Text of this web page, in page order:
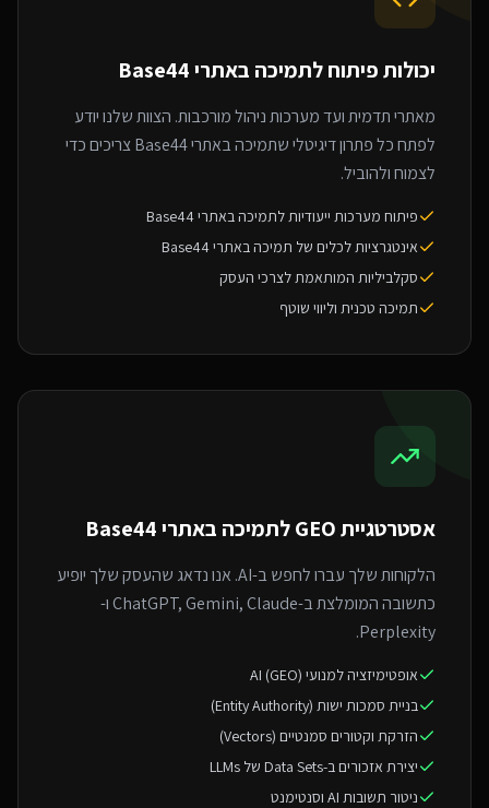
יכולות פיתוח לתמיכה באתרי Base44
מאתרי תדמית ועד מערכות ניהול מורכבות. הצוות שלנו יודע
לפתח כל פתרון דיגיטלי שתמיכה באתרי Base44 צריכים כדי
לצמוח ולהוביל.
פיתוח מערכות ייעודיות לתמיכה באתרי Base44
אינטגרציות לכלים של תמיכה באתרי Base44
סקלביליות המותאמת לצרכי העסק
תמיכה טכנית וליווי שוטף
אסטרטגיית GEO ל תמיכה באתרי Base44
הלקוחות שלך עברו לחפש ב-AI. אנו נדאג שהעסק שלך יופיע
כתשובה המומלצת ב-ChatGPT, Gemini, Claude ו-
Perplexity.
אופטימיזציה למנועי AI (GEO)
בניית סמכות ישות (Entity Authority)
הזרקת וקטורים סמנטיים (Vectors)
יצירת אזכורים ב-Data Sets של LLMs
ניטור תשובות AI וסנטימנט